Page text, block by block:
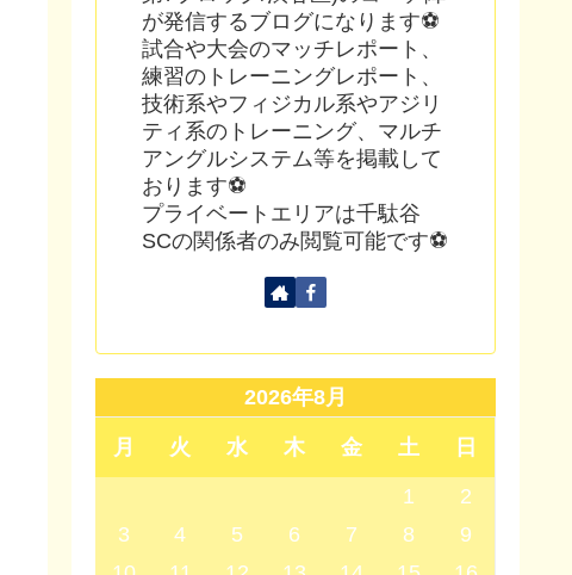
が発信するブログになります⚽
試合や大会のマッチレポート、
練習のトレーニングレポート、
技術系やフィジカル系やアジリ
ティ系のトレーニング、マルチ
アングルシステム等を掲載して
おります⚽
プライベートエリアは千駄谷
SCの関係者のみ閲覧可能です⚽
2026年8月
月 火 水 木 金 土 日
1
2
3
4 5 6 7 8
9